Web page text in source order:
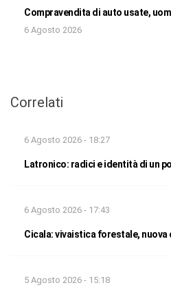
Compravendita di auto usate,
6 Agosto 2026
Correlati
6 Agosto 2026 - 18:27
Latronico: radici e identità di un
6 Agosto 2026 - 17:43
Cicala: vivaistica forestale,
5 Agosto 2026 - 15:18